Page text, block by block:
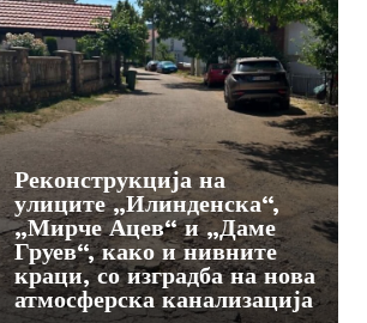
Реконструкција на
улиците „Илинденска“,
„Мирче Ацев“ и „Даме
Груев“, како и нивните
краци, со изградба на нова
атмосферска канализација